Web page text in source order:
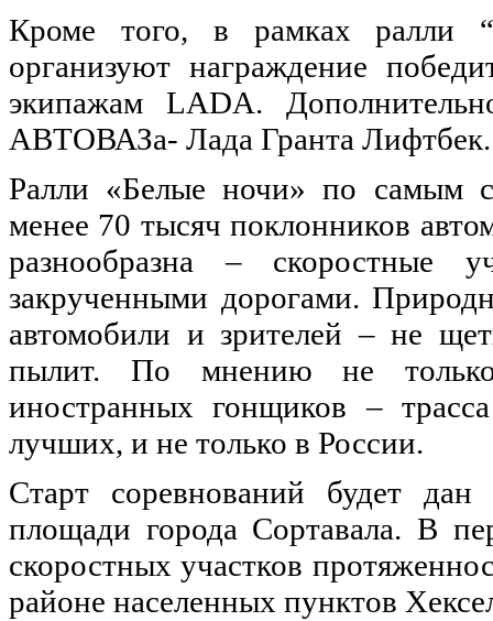
Кроме того, в рамках ралли
организуют награждение
экипажам LADA.
АВТОВАЗа- Лада Гранта Лифтбек.
Ралли «Белые ночи» по самым
менее 70 тысяч поклонников
разнообразна – скоростные
закрученными дорогами.
автомобили и зрителей – не
пылит. По мнению не
иностранных гонщиков –
лучших, и не только в России.
Старт соревнований будет
площади города Сортавала. В
скоростных участков
районе населенных пунктов